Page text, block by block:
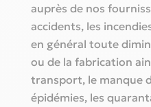
auprès de nos
accidents, les
en général toute
ou de la fabrication
transport, le manque
épidémies, les